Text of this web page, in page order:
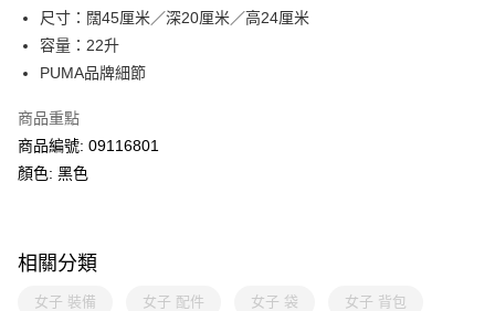
尺寸：闊45厘米／深20厘米／高24厘米
容量：22升
PUMA品牌細節
商品重點
商品編號: 09116801
顏色: 黑色
相關分類
女子 裝備 女子 配件 女子 袋 女子 背包